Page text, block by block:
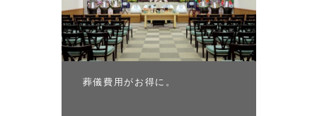
葬儀費用がお得に。